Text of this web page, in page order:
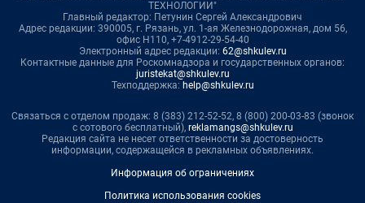
ТЕХНОЛОГИИ"
Главный редактор: Петунин Сергей Александрович
Адрес редакции: 390005, г. Рязань, ул. 1-ая Железнодорожная, дом 56,
офис Н110, +7-4912-29-54-40
Электронный адрес редакции: 62@shkulev.ru
Контактные данные для Роскомнадзора и государственных органов:
juristekat@shkulev.ru
Техподдержка: help@shkulev.ru
Связаться с отделом продаж: 8 (383) 212-52-52, 8 (800) 200-03-83 (звонок
с сотового бесплатный), reklamangs@shkulev.ru
Редакция сайта не несет ответственности за достоверность
информации, содержащейся в рекламных объявлениях.
Информация об ограничениях
Политика использования cookies